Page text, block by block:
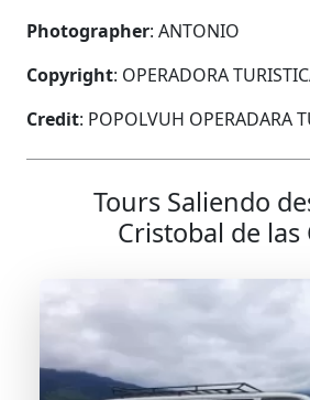
Photographer: ANTONIO
Copyright: OPERADORA
Credit: POPOLVUH OPERADARA
Tours Saliendo
Cristobal de las